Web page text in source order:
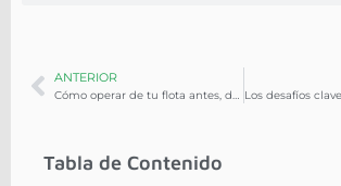
ANTERIOR
Tabla de Contenido